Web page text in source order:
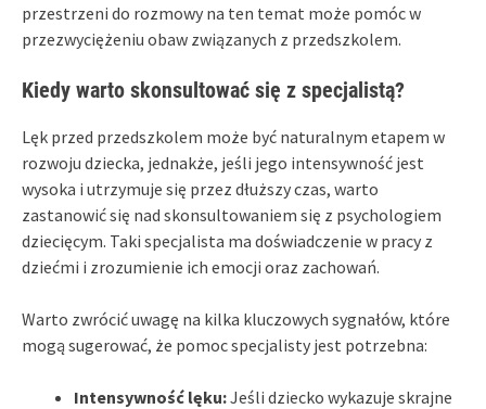
przestrzeni do rozmowy na ten temat może pomóc w
przezwyciężeniu obaw związanych z przedszkolem.
Kiedy warto skonsultować się z specjalistą?
Lęk przed przedszkolem może być naturalnym etapem w
rozwoju dziecka, jednakże, jeśli jego intensywność jest
wysoka i utrzymuje się przez dłuższy czas, warto
zastanowić się nad skonsultowaniem się z psychologiem
dziecięcym. Taki specjalista ma doświadczenie w pracy z
dziećmi i zrozumienie ich emocji oraz zachowań.
Warto zwrócić uwagę na kilka kluczowych sygnałów, które
mogą sugerować, że pomoc specjalisty jest potrzebna:
Intensywność lęku:Jeśli dziecko wykazuje skrajne